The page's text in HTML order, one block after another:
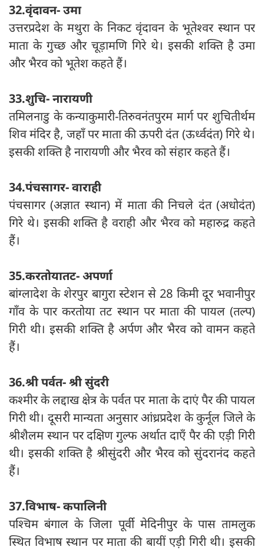
32.वृंदावन- उमा
उत्तरप्रदेश के मथुरा के निकट वृंदावन के भूतेश्वर स्थान पर
माता के गुच्छ और चूड़ामणि गिरे थे। इसकी शक्ति है उमा
और भैरव को भूतेश कहते हैं।
33.शुचि- नारायणी
तमिलनाडु के कन्याकुमारी-तिरुवनंतपुरम मार्ग पर शुचितीर्थम
शिव मंदिर है, जहाँ पर माता की ऊपरी दंत (ऊर्ध्वदंत) गिरे थे।
इसकी शक्ति है नारायणी और भैरव को संहार कहते हैं।
34.पंचसागर- वाराही
पंचसागर (अज्ञात स्थान) में माता की निचले दंत (अधोदंत)
गिरे थे। इसकी शक्ति है वराही और भैरव को महारुद्र कहते
हैं।
35.करतोयातट- अपर्णा
बांग्लादेश के शेरपुर बागुरा स्टेशन से 28 किमी दूर भवानीपुर
गाँव के पार करतोया तट स्थान पर माता की पायल (तल्प)
गिरी थी। इसकी शक्ति है अर्पण और भैरव को वामन कहते
हैं।
36.श्री पर्वत- श्री सुंदरी
कश्मीर के लद्दाख क्षेत्र के पर्वत पर माता के दाएं पैर की पायल
गिरी थी। दूसरी मान्यता अनुसार आंध्रप्रदेश के कुर्नूल जिले के
श्रीशैलम स्थान पर दक्षिण गुल्फ अर्थात दाएँ पैर की एड़ी गिरी
थी। इसकी शक्ति है श्रीसुंदरी और भैरव को सुंदरानंद कहते
हैं।
37.विभाष- कपालिनी
पश्चिम बंगाल के जिला पूर्वी मेदिनीपुर के पास तामलुक
स्थित विभाष स्थान पर माता की बायीं एड़ी गिरी थी। इसकी